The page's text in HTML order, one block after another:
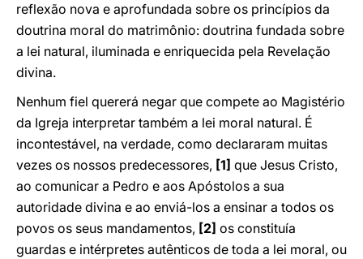
reflexão nova e aprofundada sobre os princípios da
doutrina moral do matrimônio: doutrina fundada sobre
a lei natural, iluminada e enriquecida pela Revelação
divina.
Nenhum fiel quererá negar que compete ao Magistério
da Igreja interpretar também a lei moral natural. É
incontestável, na verdade, como declararam muitas
vezes os nossos predecessores, [1] que Jesus Cristo,
ao comunicar a Pedro e aos Apóstolos a sua
autoridade divina e ao enviá-los a ensinar a todos os
povos os seus mandamentos, [2] os constituía
guardas e intérpretes autênticos de toda a lei moral, ou